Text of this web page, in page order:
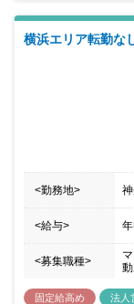
横浜エリア転勤な
<勤務地>
<給与>
<募集職種>
固定給高め 法人